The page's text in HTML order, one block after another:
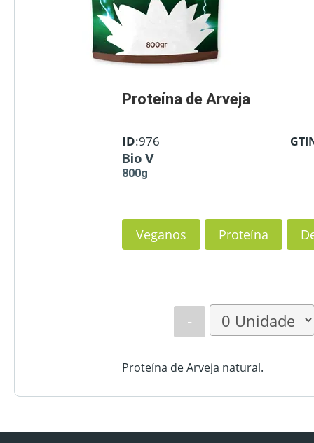
Proteína de Arveja
ID:976
Bio V
800g
Veganos Proteína
-
Proteína de Arveja natural.